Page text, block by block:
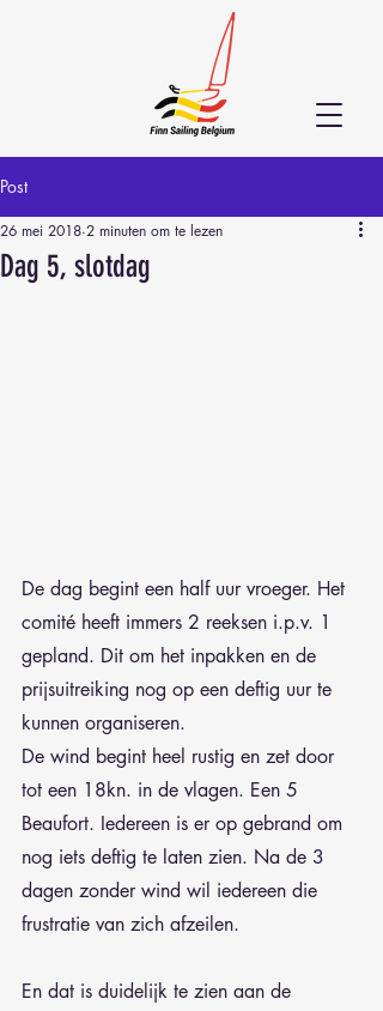
Post
Dag 5, slotdag
26 mei 2018 2 minuten om te lezen
De dag begint een half uur vroeger. Het
comité heeft immers 2 reeksen i.p.v. 1
gepland. Dit om het inpakken en de
prijsuitreiking nog op een deftig uur te
kunnen organiseren.
De wind begint heel rustig en zet door
tot een 18kn. in de vlagen. Een 5
Beaufort. Iedereen is er op gebrand om
nog iets deftig te laten zien. Na de 3
dagen zonder wind wil iedereen die
frustratie van zich afzeilen.
En dat is duidelijk te zien aan de